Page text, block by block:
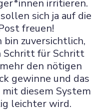
irritieren.
sich ja auf die
freuen!
bin zuversichtlich,
Schritt für Schritt
den nötigen
gewinne und das
diesem System
leichter wird.